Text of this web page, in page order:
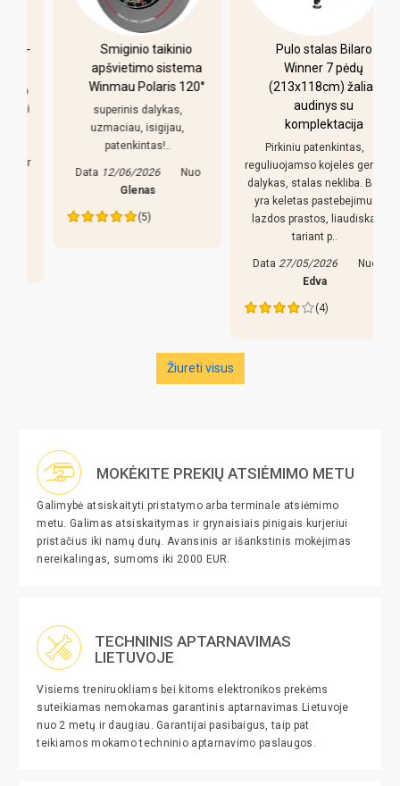
Smiginio taikinio
apšvietimo sistema
Winmau Polaris 120°
superinis dalykas,
uzmaciau, isigijau,
patenkintas!..
12/06/2026
Nuo
Glenas
(5)
Pulo stalas Bilaro
Winner 7 pėdų
(213x118cm) žalias
audinys su
komplektacija
Pirkiniu patenkintas,
reguliuojamso kojeles geras
dalykas, stalas nekliba. Bet
yra keletas pastebejimu:
lazdos prastos, liaudiskai
tariant p..
27/05/2026
Nuo
(4)
Žiureti visus
MOKĖKITE PREKIŲ ATSIĖMIMO METU
Galimybė atsiskaityti pristatymo arba terminale atsiėmimo
metu. Galimas atsiskaitymas ir grynaisiais pinigais kurjeriui
pristačius iki namų durų. Avansinis ar išankstinis mokėjimas
nereikalingas, sumoms iki 2000 EUR.
TECHNINIS APTARNAVIMAS
LIETUVOJE
Visiems treniruokliams bei kitoms elektronikos prekėms
suteikiamas nemokamas garantinis aptarnavimas Lietuvoje
nuo 2 metų ir daugiau. Garantijai pasibaigus, taip pat
teikiamos mokamo techninio aptarnavimo paslaugos.